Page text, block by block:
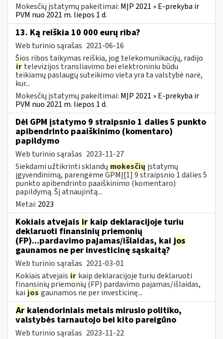
Mokesčių įstatymų pakeitimai: MĮP 2021 » E-prekyba ir
PVM nuo 2021 m. liepos 1 d.
13. Ką reiškia 10 000 eurų riba?
Web turinio sąrašas 2021-06-16
Šios ribos taikymas reiškia, jog telekomunikacijų, radijo
ir televizijos transliavimo bei elektroniniu būdu
teikiamų paslaugų suteikimo vieta yra ta valstybė narė,
kur...
Mokesčių įstatymų pakeitimai: MĮP 2021 » E-prekyba ir
PVM nuo 2021 m. liepos 1 d.
Dėl GPM įstatymo 9 straipsnio 1 dalies 5 punkto
apibendrinto paaiškinimo (komentaro)
papildymo
Web turinio sąrašas 2023-11-27
Siekdami užtikrinti sklandų mokesčių įstatymų
įgyvendinimą, parengėme GPMĮ[1] 9 straipsnio 1 dalies 5
punkto apibendrinto paaiškinimo (komentaro)
papildymą. Šį atnaujintą...
Metai: 2023
Kokiais atvejais ir kaip deklaracijoje turiu
deklaruoti finansinių priemonių
(FP)...pardavimo pajamas/išlaidas, kai jos
gaunamos ne per investicinę sąskaitą?
Web turinio sąrašas 2021-03-01
Kokiais atvejais ir kaip deklaracijoje turiu deklaruoti
finansinių priemonių (FP) pardavimo pajamas/išlaidas,
kai jos gaunamos ne per investicinę...
Ar kalendoriniais metais mirusio politiko,
valstybės tarnautojo bei kito pareigūno
Web turinio sąrašas 2023-11-22